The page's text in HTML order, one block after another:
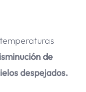
de
despejados.